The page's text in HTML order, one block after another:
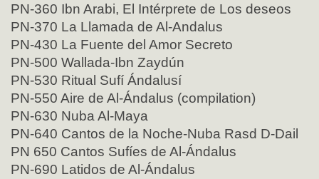
PN-360 Ibn Arabi, El Intérprete de Los deseos
PN-370 La Llamada de Al-Andalus
PN-430 La Fuente del Amor Secreto
PN-500 Wallada-Ibn Zaydún
PN-530 Ritual Sufí Ándalusí
PN-550 Aire de Al-Ándalus (compilation)
PN-630 Nuba Al-Maya
PN-640 Cantos de la Noche-Nuba Rasd D-Dail
PN 650 Cantos Sufíes de Al-Ándalus
PN-690 Latidos de Al-Ándalus